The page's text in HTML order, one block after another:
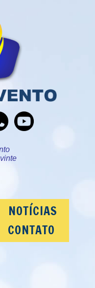
NOTÍCIAS
CONTATO